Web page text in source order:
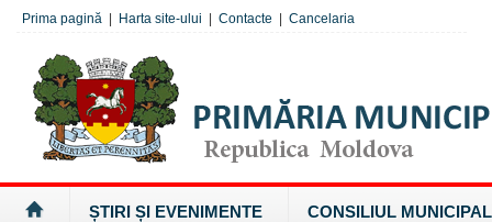
Prima pagină Harta site-ului Contacte Cancelaria
ȘTIRI ȘI EVENIMENTE CONSILIUL MUNICIPAL